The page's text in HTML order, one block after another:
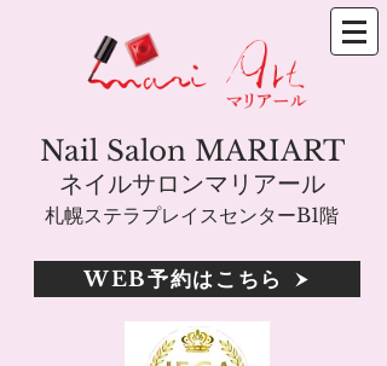
札幌ステラプレイスセンターB1階
Nail Salon MARIART
ネイルサロンマリアール
WEB予約はこちら